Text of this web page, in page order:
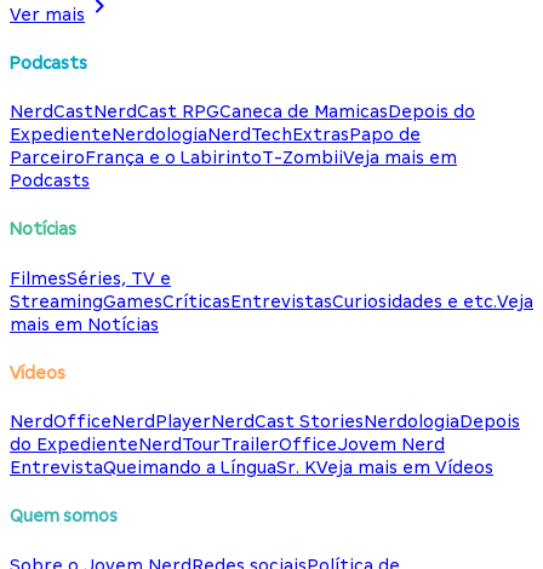
Ver mais
Podcasts
NerdCastNerdCast RPGCaneca de MamicasDepois do
ExpedienteNerdologiaNerdTechExtrasPapo de
ParceiroFrança e o LabirintoT-ZombiiVeja mais em
Podcasts
Notícias
FilmesSéries, TV e
StreamingGamesCríticasEntrevistasCuriosidades e etc.Veja
mais em Notícias
Vídeos
NerdOfficeNerdPlayerNerdCast StoriesNerdologiaDepois
do ExpedienteNerdTourTrailerOfficeJovem Nerd
EntrevistaQueimando a LínguaSr. KVeja mais em Vídeos
Quem somos
Sobre o Jovem NerdRedes sociaisPolítica de